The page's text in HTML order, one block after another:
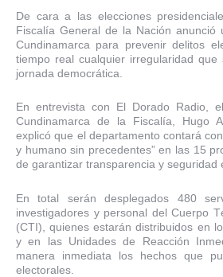
De cara a las elecciones
Fiscalía General de la Nación anunció
Cundinamarca para prevenir delitos
tiempo real cualquier irregularidad
jornada democrática.
En entrevista con El Dorado Radio,
Cundinamarca de la Fiscalía, Hugo
explicó que el departamento contará
y humano sin precedentes” en las 15
de garantizar transparencia y seguridad
En total serán desplegados 480
investigadores y personal del Cuerpo
(CTI), quienes estarán distribuidos en
y en las Unidades de Reacción
manera inmediata los hechos que
electorales.